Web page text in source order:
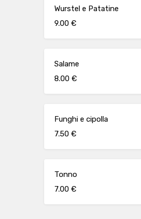
Wurstel e Patatine
9.00 €
Salame
8.00 €
Funghi e cipolla
7.50 €
Tonno
7.00 €